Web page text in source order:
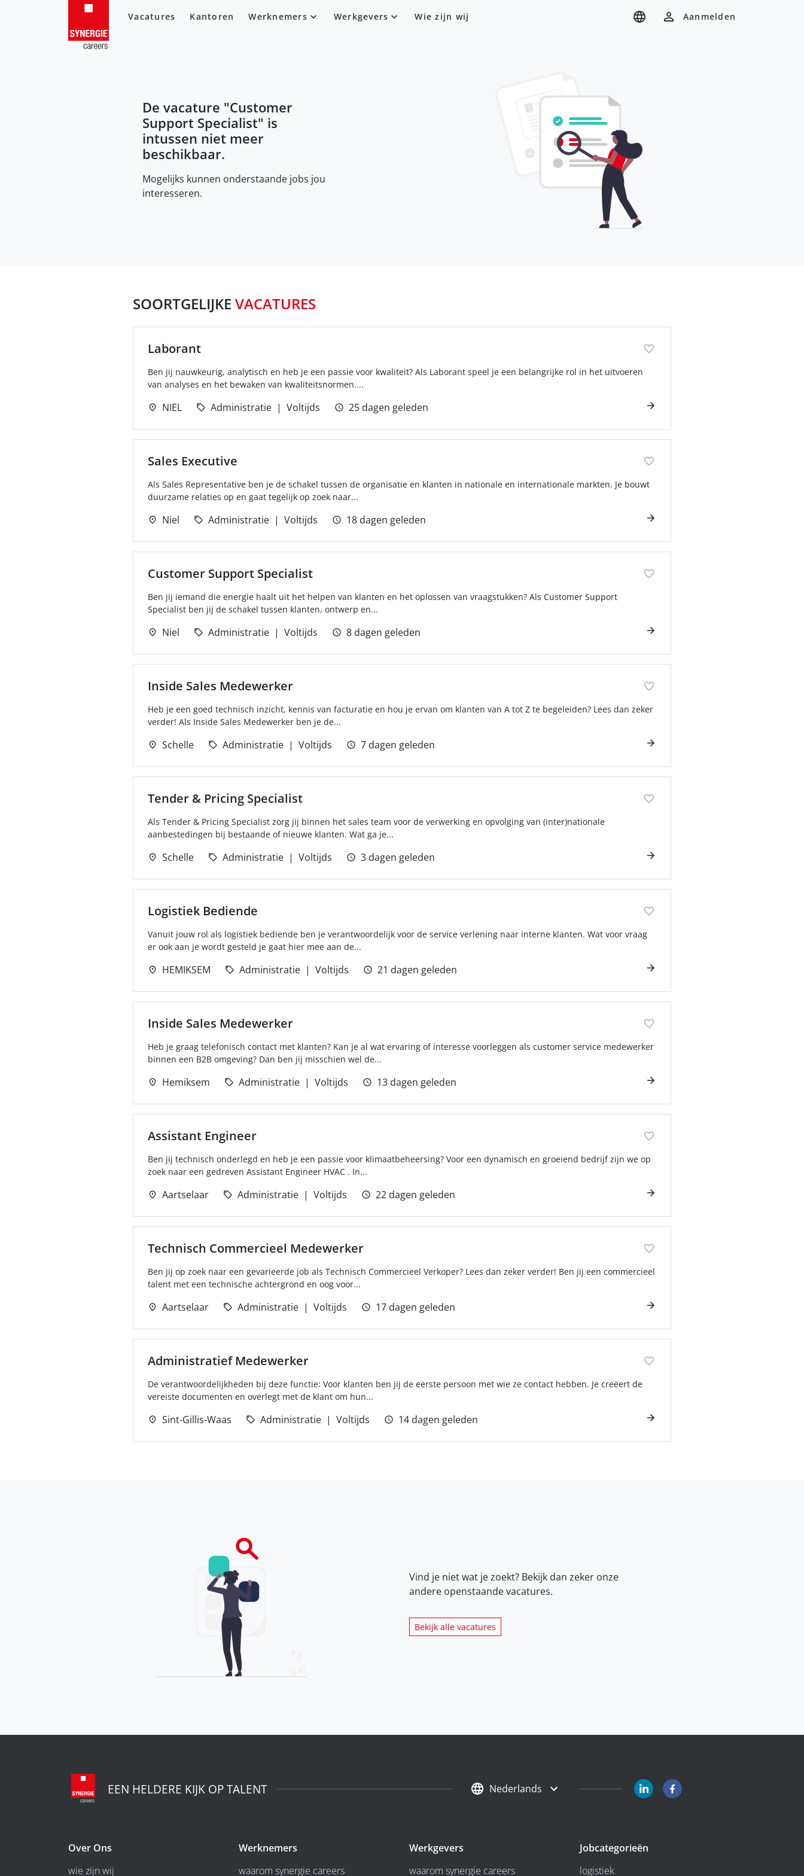
Vacatures Kantoren Werknemers Werkgevers Wie zijn wij Aanmelden
De vacature "Customer
Support Specialist" is
intussen niet meer
beschikbaar.
Mogelijks kunnen onderstaande jobs jou
interesseren.
SOORTGELIJKE VACATURES
Laborant
Ben jij nauwkeurig, analytisch en heb je een passie voor kwaliteit? Als Laborant speel je een belangrijke rol in het uitvoeren
van analyses en het bewaken van kwaliteitsnormen....
NIEL Administratie Voltijds 25 dagen geleden
Sales Executive
Als Sales Representative ben je de schakel tussen de organisatie en klanten in nationale en internationale markten. Je bouwt
duurzame relaties op en gaat tegelijk op zoek naar...
Niel Administratie Voltijds 18 dagen geleden
Customer Support Specialist
Ben jij iemand die energie haalt uit het helpen van klanten en het oplossen van vraagstukken? Als Customer Support
Specialist ben jij de schakel tussen klanten, ontwerp en...
Niel Administratie Voltijds 8 dagen geleden
Inside Sales Medewerker
Heb je een goed technisch inzicht, kennis van facturatie en hou je ervan om klanten van A tot Z te begeleiden? Lees dan zeker
verder! Als Inside Sales Medewerker ben je de...
Schelle Administratie Voltijds 7 dagen geleden
Tender & Pricing Specialist
Als Tender & Pricing Specialist zorg jij binnen het sales team voor de verwerking en opvolging van (inter)nationale
aanbestedingen bij bestaande of nieuwe klanten. Wat ga je...
Schelle Administratie Voltijds 3 dagen geleden
Logistiek Bediende
Vanuit jouw rol als logistiek bediende ben je verantwoordelijk voor de service verlening naar interne klanten. Wat voor vraag
er ook aan je wordt gesteld je gaat hier mee aan de...
HEMIKSEM Administratie Voltijds 21 dagen geleden
Inside Sales Medewerker
Heb je graag telefonisch contact met klanten? Kan je al wat ervaring of interesse voorleggen als customer service medewerker
binnen een B2B omgeving? Dan ben jij misschien wel de...
Hemiksem Administratie Voltijds 13 dagen geleden
Assistant Engineer
Ben jij technisch onderlegd en heb je een passie voor klimaatbeheersing? Voor een dynamisch en groeiend bedrijf zijn we op
zoek naar een gedreven Assistant Engineer HVAC . In...
Aartselaar Administratie Voltijds 22 dagen geleden
Technisch Commercieel Medewerker
Ben jij op zoek naar een gevarieerde job als Technisch Commercieel Verkoper? Lees dan zeker verder! Ben jij een commercieel
talent met een technische achtergrond en oog voor...
Aartselaar Administratie Voltijds 17 dagen geleden
Administratief Medewerker
De verantwoordelijkheden bij deze functie: Voor klanten ben jij de eerste persoon met wie ze contact hebben. Je creëert de
vereiste documenten en overlegt met de klant om hun...
Sint-Gillis-Waas Administratie Voltijds 14 dagen geleden
Vind je niet wat je zoekt? Bekijk dan zeker onze
andere openstaande vacatures.
Bekijk alle vacatures
EEN HELDERE KIJK OP TALENT Nederlands
Over Ons
wie zijn wij
Werknemers
waarom synergie careers
Werkgevers
waarom synergie careers
Jobcategorieën
logistiek